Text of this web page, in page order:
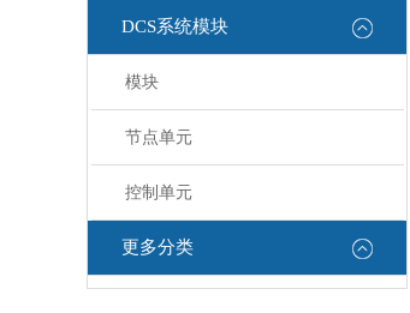
DCS系统模块
模块
节点单元
控制单元
更多分类